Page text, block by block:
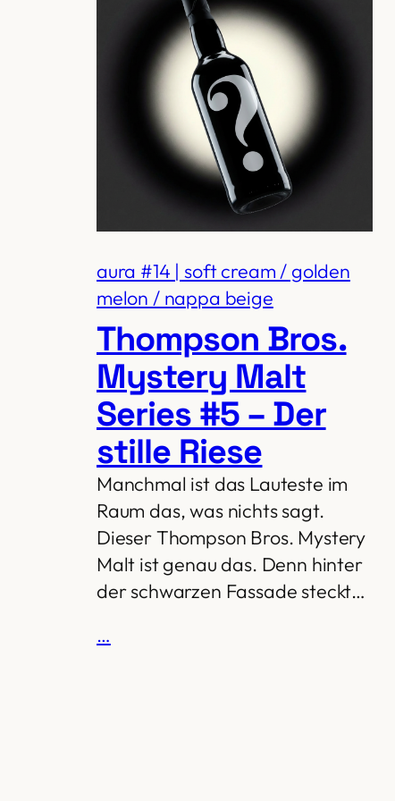
aura #14 | soft cream / golden
melon / nappa beige
Thompson Bros.
Mystery Malt
Series #5 – Der
stille Riese
Manchmal ist das Lauteste im
Raum das, was nichts sagt.
Dieser Thompson Bros. Mystery
Malt ist genau das. Denn hinter
der schwarzen Fassade steckt…
…